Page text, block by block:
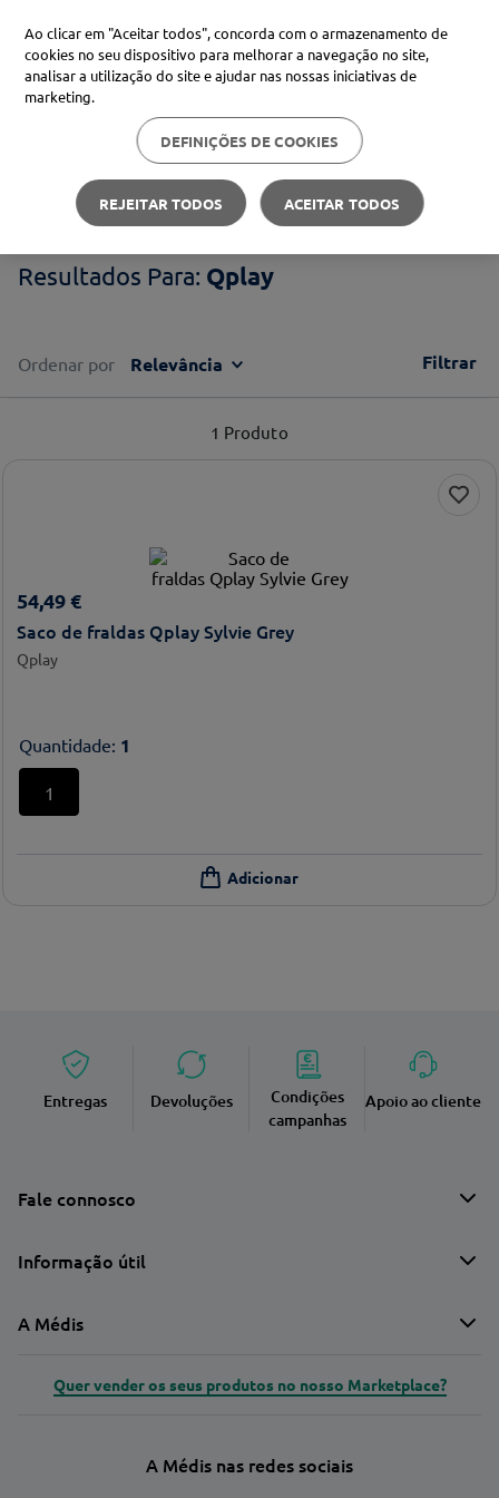
Procure no Marketplace Médis
Pesquisas mais comuns
xiaomi
3º now
Qplay
Qplay
Ordenar por Relevância Filtrar
1 Produto
54,49 €
Saco de fraldas Qplay Sylvie Grey
Qplay
Quantidade: 1
1
Entregas Devoluções
Condições
campanhas
Apoio ao cliente
Fale connosco
Informação útil
A Médis
Quer vender os seus produtos no nosso Marketplace?
A Médis nas redes sociais
Ao clicar em "Aceitar todos", concorda com o armazenamento de
cookies no seu dispositivo para melhorar a navegação no site,
analisar a utilização do site e ajudar nas nossas iniciativas de
marketing.
DEFINIÇÕES DE COOKIES
REJEITAR TODOS ACEITAR TODOS